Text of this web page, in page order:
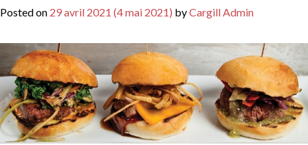
Posted on 29 avril 2021 (4 mai 2021) byCargill Admin